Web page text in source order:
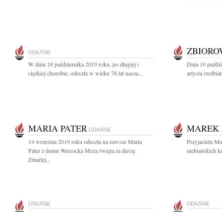
GDAŃSK
W dniu 18 października 2019 roku, po długiej i
ciężkiej chorobie, odeszła w wieku 78 lat nasza...
Dnia 10
artysta
MARIA PATER GDAŃSK
14 września 2019 roku odeszła na zawsze Maria
Pater z domu Wersocka Msza święta za duszę
Zmarłej...
MAREK
Przyjacielu
niebiańskich
GDAŃSK GDAŃSK